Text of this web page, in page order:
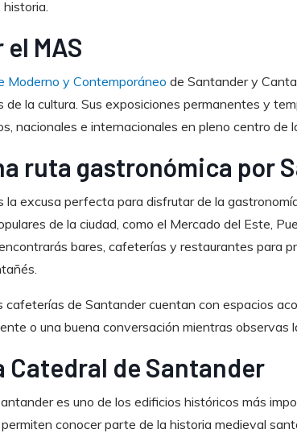
MAS
Moderno y Contemporáneo de Santander y
de la cultura. Sus exposiciones permanentes y
nacionales e internacionales en pleno centro de
ruta gastronómica por
la excusa perfecta para disfrutar de la
de la ciudad, como el Mercado del Este,
bares, cafeterías y restaurantes para
cafeterías de Santander cuentan con espacios
o una buena conversación mientras observas
Catedral de Santander
es uno de los edificios históricos más
conocer parte de la historia medieval